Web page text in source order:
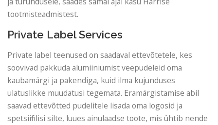
tootmisteadmistest.
Private Label Services
Private label teenused on saadaval ettevõtetele, kes
soovivad pakkuda alumiiniumist veepudeleid oma
kaubamärgi ja pakendiga, kuid ilma kujunduses
ulatuslikke muudatusi tegemata. Eramärgistamise abil
saavad ettevõtted pudelitele lisada oma logosid ja
spetsiifilisi silte, luues ainulaadse toote, mis ühtib nende